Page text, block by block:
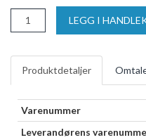
LEGG I
Produktdetaljer
Varenummer
Leverandørens